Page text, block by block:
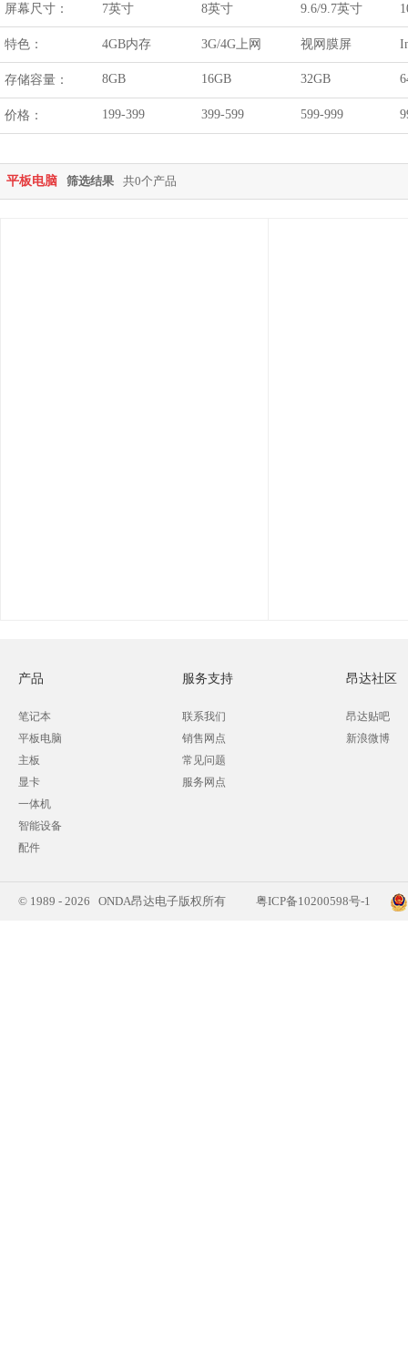
屏幕尺寸： 7英寸 8英寸 9.6/9.7英寸
特色： 4GB内存 3G/4G上网 视网膜屏
存储容量： 8GB 16GB 32GB
价格： 199-399 399-599 599-999
平板电脑 筛选结果 共0个产品
产品
笔记本
平板电脑
主板
显卡
一体机
智能设备
配件
服务支持
联系我们
销售网点
常见问题
服务网点
昂达社区
昂达贴吧
新浪微博
© 1989 - 2026 ONDA昂达电子版权所有 粤ICP备10200598号-1